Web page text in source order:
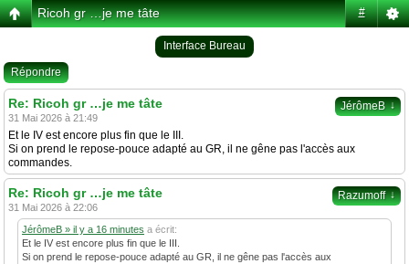
#
Ricoh gr …je me tâte
Interface Bureau
Répondre
JérômeB ↓
Re: Ricoh gr …je me tâte
31 Mai 2026 à 21:49
Et le IV est encore plus fin que le III.
Si on prend le repose-pouce adapté au GR, il ne gêne pas l'accès aux
commandes.
Razumoff ↓
Re: Ricoh gr …je me tâte
31 Mai 2026 à 22:06
JérômeB » il y a 16 minutes a écrit:
Et le IV est encore plus fin que le III.
Si on prend le repose-pouce adapté au GR, il ne gêne pas l'accès aux